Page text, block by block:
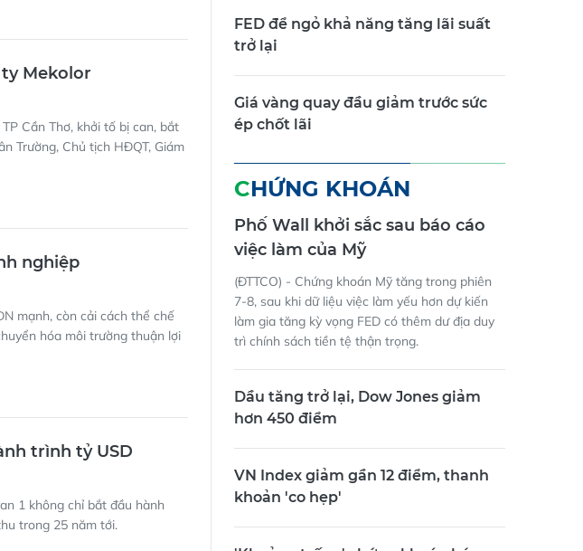
Mekolor
Cần Thơ, khởi tố bị can, bắt
Trường, Chủ tịch HĐQT, Giám
nghiệp
mạnh, còn cải cách thể chế
hóa môi trường thuận lợi
trình tỷ USD
1 không chỉ bắt đầu hành
trong 25 năm tới.
FED để ngỏ khả năng tăng lãi suất
trở lại
Giá vàng quay đầu giảm trước sức
ép chốt lãi
CHỨNG KHOÁN
Phố Wall khởi sắc sau báo cáo
việc làm của Mỹ
(ĐTTCO) - Chứng khoán Mỹ tăng trong phiên
7-8, sau khi dữ liệu việc làm yếu hơn dự kiến
làm gia tăng kỳ vọng FED có thêm dư địa duy
trì chính sách tiền tệ thận trọng.
Dầu tăng trở lại, Dow Jones giảm
hơn 450 điểm
VN Index giảm gần 12 điểm, thanh
khoản 'co hẹp'